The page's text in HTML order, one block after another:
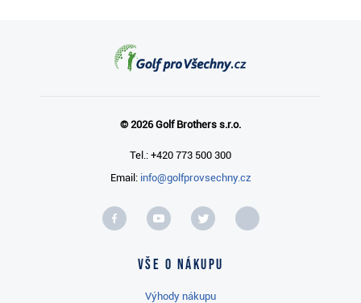
© 2026 Golf Brothers s.r.o.
Tel.: +420 773 500 300
Email: info@golfprovsechny.cz
Vše o nákupu
Výhody nákupu